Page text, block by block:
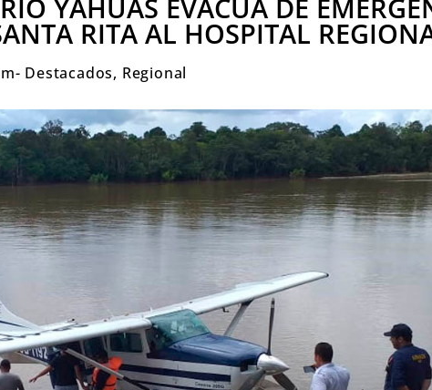
YAHUAS EVACUA DE
RITA AL HOSPITAL
- Destacados, Regional